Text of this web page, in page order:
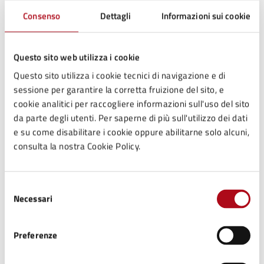
Consenso Dettagli Informazioni sui cookie
Questo sito web utilizza i cookie
Questo sito utilizza i cookie tecnici di navigazione e di
sessione per garantire la corretta fruizione del sito, e
cookie analitici per raccogliere informazioni sull'uso del sito
da parte degli utenti. Per saperne di più sull'utilizzo dei dati
e su come disabilitare i cookie oppure abilitarne solo alcuni,
consulta la nostra Cookie Policy.
delNecessari
Preferenze
Ingresso unico
10
Contatti
Ufficio Scuola, Cultura, Turismo